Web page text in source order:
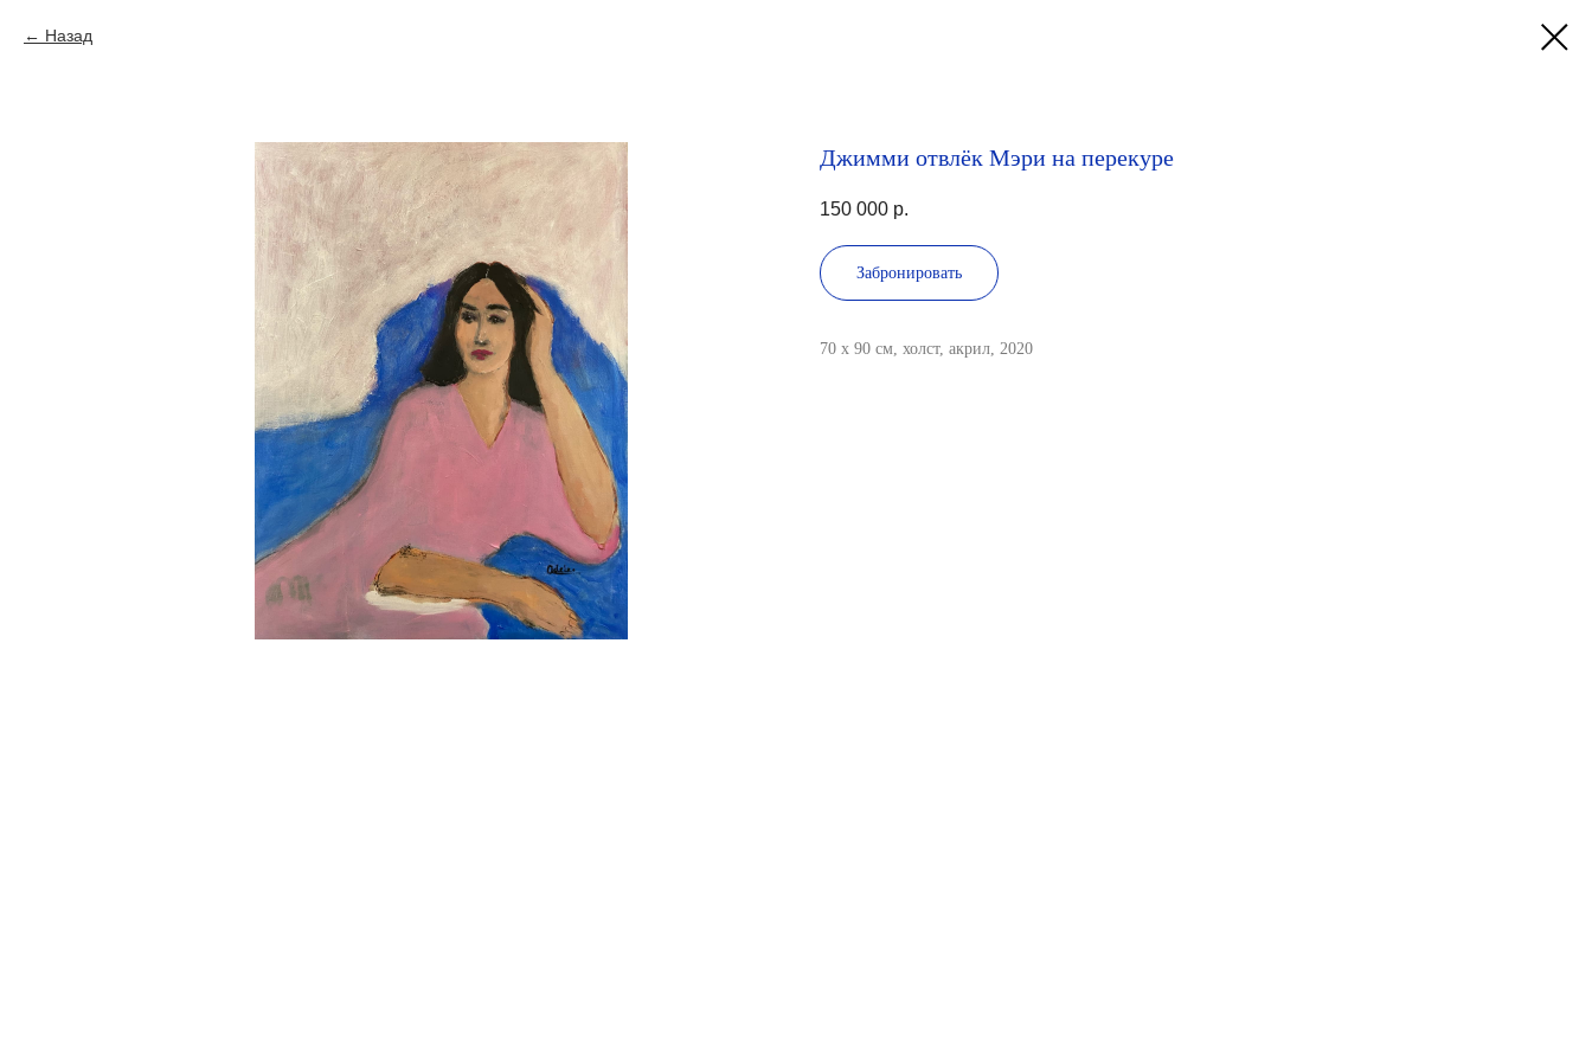
Назад
Джимми отвлёк Мэри на перекуре
150 000 р.
Забронировать
70 x 90 см, холст, акрил, 2020